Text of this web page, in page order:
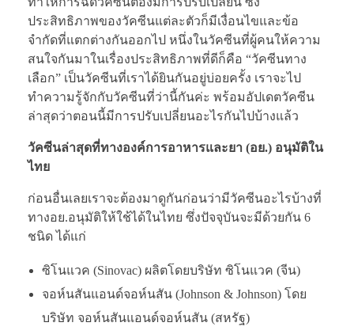
ประสิทธิภาพของวัคซีนแต่ละตัวก็มีเงื่อนไขและข้อ
จำกัดที่แตกต่างกันออกไป หนึ่งในวัคซีนที่ผู้คนให้ความ
สนใจกันมาในเรื่องประสิทธิภาพที่ดีก็คือ “วัคซีนทาง
เลือก” เป็นวัคซีนที่เราได้ยินกันอยู่บ่อยครั้ง เราจะไป
ทำความรู้จักกับวัคซีนที่ว่านี้กันค่ะ พร้อมอัปเดตวัคซีน
ล่าสุดว่าตอนนี้มีการปรับเปลี่ยนอะไรกันไปบ้างแล้ว
วัคซีนล่าสุดที่ทางองค์การอาหารและยา (อย.) อนุมัติใน
ไทย
ก่อนอื่นเลยเราจะต้องมาดูกันก่อนว่ามีวัคซีนอะไรบ้างที่
ทางอย.อนุมัติให้ใช้ได้ในไทย ซึ่งปัจจุบันจะมีด้วยกัน 6
ชนิด ได้แก่
ซิโนแวค (Sinovac) ผลิตโดยบริษัท ซิโนแวค (จีน)
จอห์นสันแอนด์จอห์นสัน (Johnson & Johnson) โดย
บริษัท จอห์นสันแอนด์จอห์นสัน (สหรัฐ)